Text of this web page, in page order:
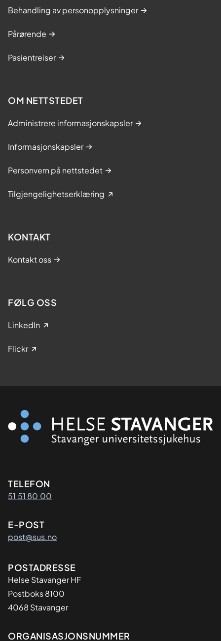
Behandling av personopplysninger
Pårørende
Pasientreiser
OM NETTSTEDET
Administrere informasjonskapsler
Informasjonskapsler
Personvern på nettstedet
Tilgjengelighetserklæring
KONTAKT
Kontakt oss
FØLG OSS
LinkedIn
Flickr
Kontaktinformasjon
TELEFON
51 51 80 00
E-POST
post@sus.no
Adresse
POSTADRESSE
Helse Stavanger HF
Postboks 8100
4068 Stavanger
ORGANISASJONSNUMMER